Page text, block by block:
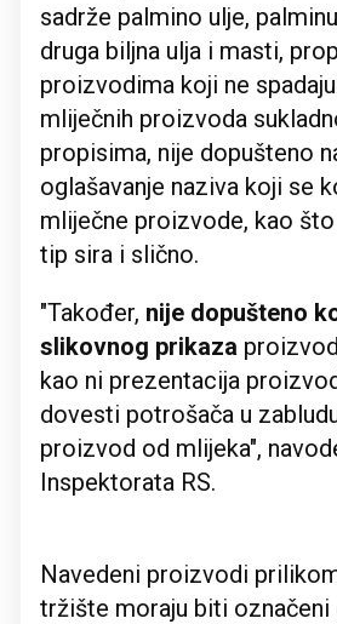
sadrže palmino ulje,
druga biljna ulja i masti,
proizvodima koji ne
mliječnih proizvoda
propisima, nije dopušteno
oglašavanje naziva koji se
mliječne proizvode, kao što
tip sira i slično.
"Također, nije dopušteno
slikovnog prikaza
kao ni prezentacija
dovesti potrošača u
proizvod od mlijeka",
Inspektorata RS.
Navedeni proizvodi
tržište moraju biti označeni